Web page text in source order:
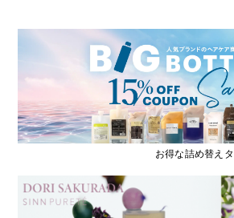
お得な詰め替え